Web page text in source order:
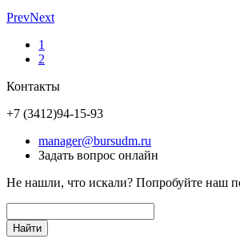
PrevNext
1
2
Контакты
+7 (3412)94-15-93
manager@bursudm.ru
Задать вопрос онлайн
Не нашли, что искали? Попробуйте наш